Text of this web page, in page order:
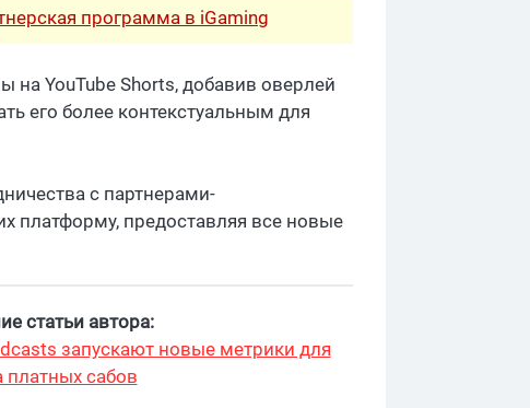
программа в iGaming
YouTube Shorts, добавив оверлей
его более контекстуальным для
с партнерами-
платформу, предоставляя все новые
статьи автора:
запускают новые метрики для
платных сабов